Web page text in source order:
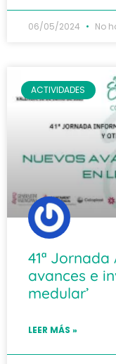
06/05/2024 No
ACTIVIDADES
41ª Jornada
avances e
medular’
LEER MÁS »